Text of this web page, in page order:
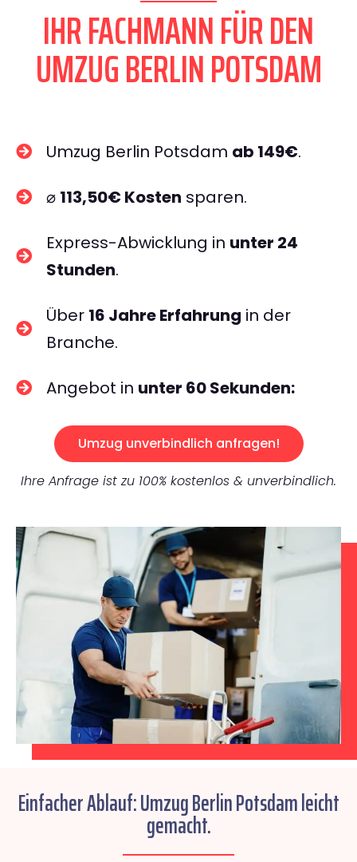
IHR FACHMANN FÜR DEN
UMZUG BERLIN POTSDAM
Umzug Berlin Potsdam ab 149€.
⌀ 113,50€ Kosten sparen.
Express-Abwicklung in unter 24
Stunden.
Über 16 Jahre Erfahrung in der
Branche.
Angebot in unter 60 Sekunden:
Umzug unverbindlich anfragen!
Ihre Anfrage ist zu 100% kostenlos & unverbindlich.
Einfacher Ablauf: Umzug Berlin Potsdam leicht
gemacht.